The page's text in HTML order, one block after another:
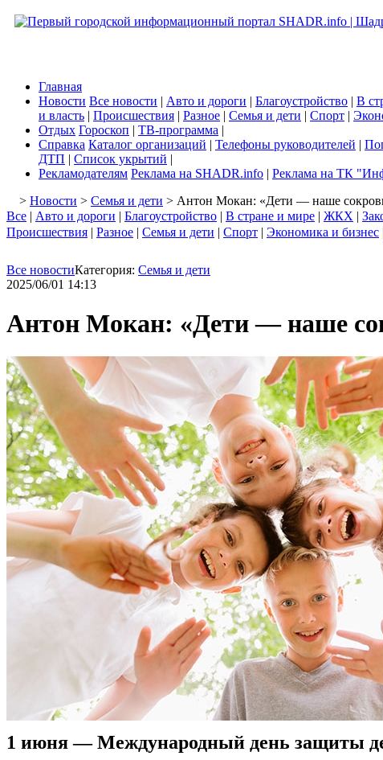
Главная
Новости Все новости | Авто и дороги | Благоустройство | В
и власть | Происшествия | Разное | Семья и дети | Спорт |
Отдых Гороскоп | ТВ-программа |
Справка Каталог организаций | Телефоны руководителей |
ДТП | Список укрытий |
Рекламодателям Реклама на SHADR.info | Реклама на ТК
> Новости > Семья и дети > Антон Мокан: «Дети — наше
Все | Авто и дороги | Благоустройство | В стране и мире | ЖКХ |
Происшествия | Разное | Семья и дети | Спорт | Экономика и бизнес
Все новостиКатегория: Семья и дети
2025/06/01 14:13
Антон Мокан: «Дети — наше
1 июня — Международный день защиты